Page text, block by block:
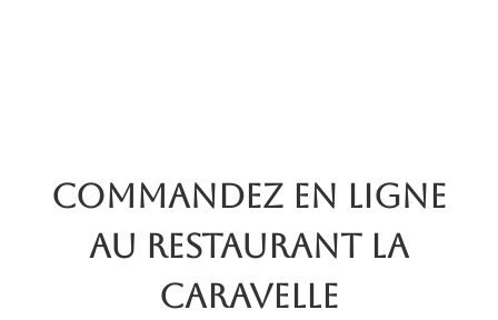
Commandez en ligne
au restaurant La
Caravelle